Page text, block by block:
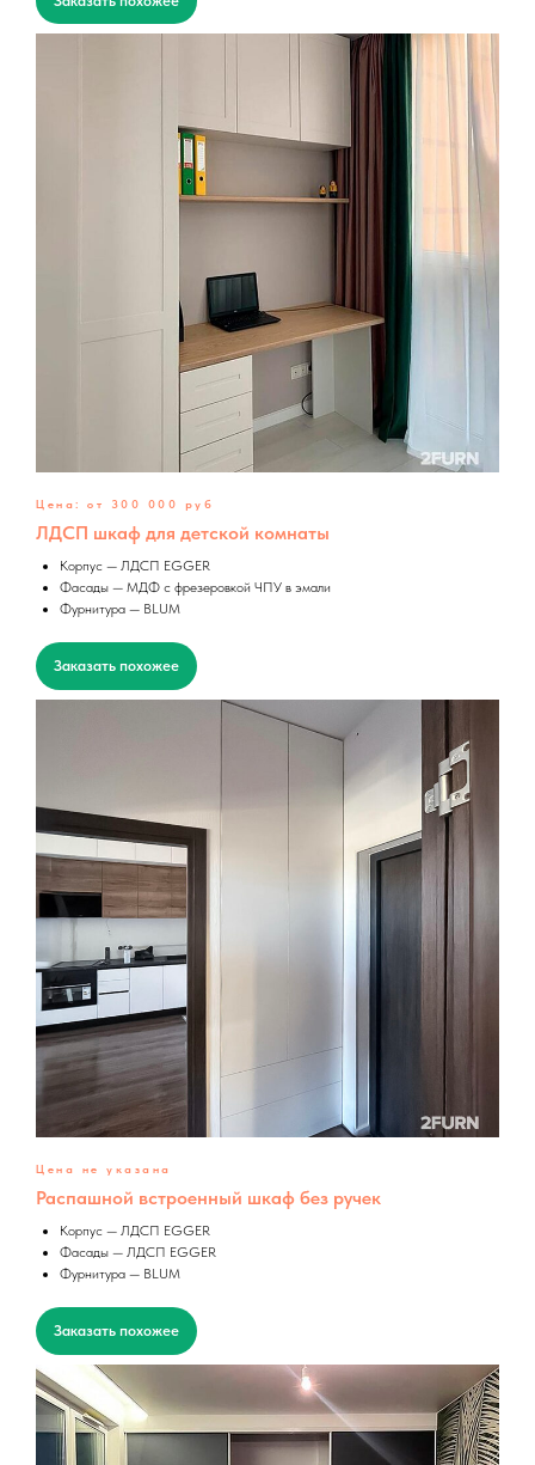
Цена: от 300 000 руб
ЛДСП шкаф для детской комнаты
Корпус — ЛДСП EGGER
Фасады — МДФ с фрезеровкой ЧПУ в эмали
Фурнитура — BLUM
Заказать похожее
Цена не указана
Распашной встроенный шкаф без ручек
Корпус — ЛДСП EGGER
Фасады — ЛДСП EGGER
Фурнитура — BLUM
Заказать похожее